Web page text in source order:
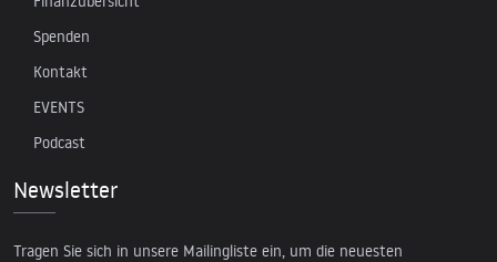
Spenden
Kontakt
EVENTS
Podcast
Newsletter
Tragen Sie sich in unsere Mailingliste ein, um die neuesten